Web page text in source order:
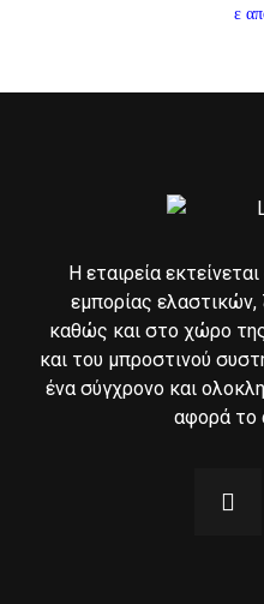
ε
Η εταιρεία
εμπορίας ελαστικών,
καθώς και στο χώρο
και του μπροστινού
ένα σύγχρονο και
αφορά το